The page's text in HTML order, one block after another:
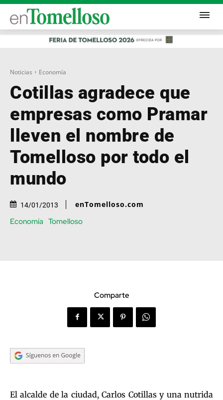
Noticias Economía
Cotillas agradece que
empresas como Pramar
lleven el nombre de
Tomelloso por todo el
mundo
14/01/2013 enTomelloso.com
Economía Tomelloso
Comparte
El alcalde de la ciudad, Carlos Cotillas y una nutrida